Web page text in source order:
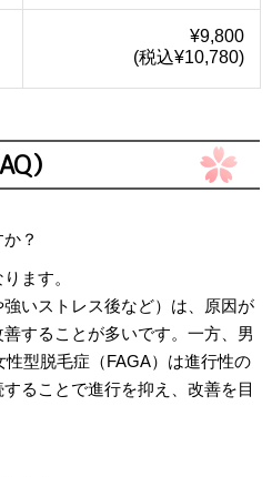
¥9,800
(税込¥10,780)
）
？
ます。
いストレス後など）は、原因が
することが多いです。一方、男
型脱毛症（FAGA）は進行性の
ることで進行を抑え、改善を目